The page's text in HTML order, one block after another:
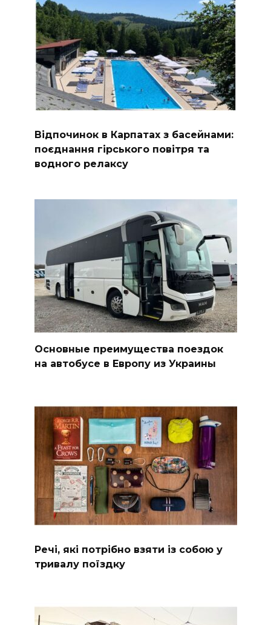
Відпочинок в Карпатах з басейнами:
поєднання гірського повітря та
водного релаксу
Основные преимущества поездок
на автобусе в Европу из Украины
Речі, які потрібно взяти із собою у
тривалу поїздку